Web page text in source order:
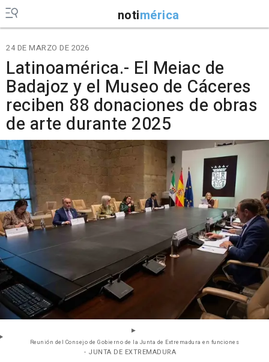
notimérica
24 DE MARZO DE 2026
Latinoamérica.- El Meiac de
Badajoz y el Museo de Cáceres
reciben 88 donaciones de obras
de arte durante 2025
Reunión del Consejo de Gobierno de la Junta de Extremadura en funciones
- JUNTA DE EXTREMADURA